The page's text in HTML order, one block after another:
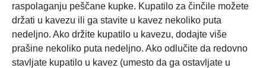
raspolaganju peščane kupke. Kupatilo za činčile možete
držati u kavezu ili ga stavite u kavez nekoliko puta
nedeljno. Ako držite kupatilo u kavezu, dodajte više
prašine nekoliko puta nedeljno. Ako odlučite da redovno
stavljate kupatilo u kavez (umesto da ga ostavljate u